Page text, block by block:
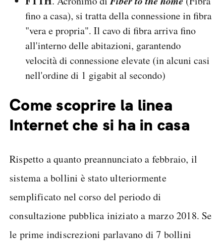
fino a casa), si tratta della connessione in fibra
"vera e propria". Il cavo di fibra arriva fino
all'interno delle abitazioni, garantendo
velocità di connessione elevate (in alcuni casi
nell'ordine di 1 gigabit al secondo)
Come scoprire la linea
Internet che si ha in casa
Rispetto a quanto preannunciato a febbraio, il
sistema a bollini è stato ulteriormente
semplificato nel corso del periodo di
consultazione pubblica iniziato a marzo 2018. Se
le prime indiscrezioni parlavano di 7 bollini